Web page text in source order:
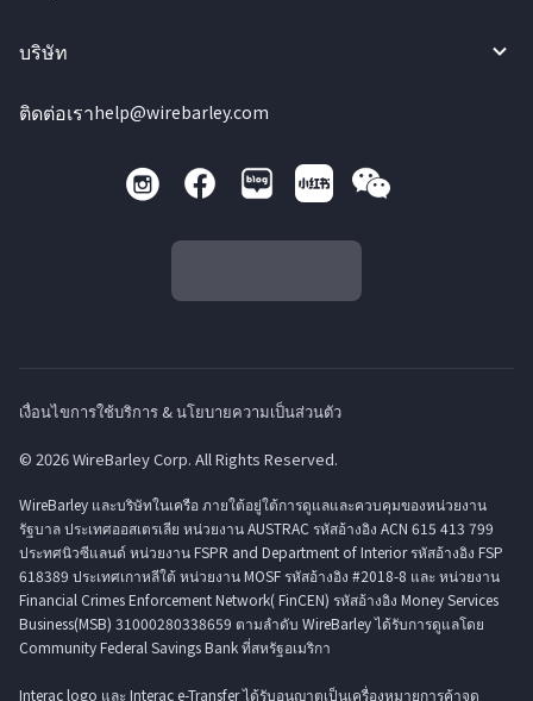
บริษัท
ติดต่อเราhelp@wirebarley.com
เงื่อนไขการใช้บริการ & นโยบายความเป็นส่วนตัว
© 2026 WireBarley Corp. All Rights Reserved.
WireBarley และบริษัทในเครือ ภายใต้อยู่ใต้การดูแลและควบคุมของหน่วยงาน
รัฐบาล ประเทศออสเตรเลีย หน่วยงาน AUSTRAC รหัสอ้างอิง ACN 615 413 799
ประทศนิวซีแลนด์ หน่วยงาน FSPR and Department of Interior รหัสอ้างอิง FSP
618389 ประเทศเกาหลีใต้ หน่วยงาน MOSF รหัสอ้างอิง #2018-8 และ หน่วยงาน
Financial Crimes Enforcement Network( FinCEN) รหัสอ้างอิง Money Services
Business(MSB) 31000280338659 ตามลำดับ WireBarley ได้รับการดูแลโดย
Community Federal Savings Bank ที่สหรัฐอเมริกา
Interac logo และ Interac e-Transfer ได้รับอนุญาตเป็นเครื่องหมายการค้าจด